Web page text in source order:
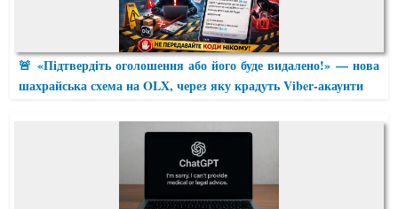
🚨 «Підтвердіть оголошення або його буде видалено!» — нова
шахрайська схема на OLX, через яку крадуть Viber-акаунти